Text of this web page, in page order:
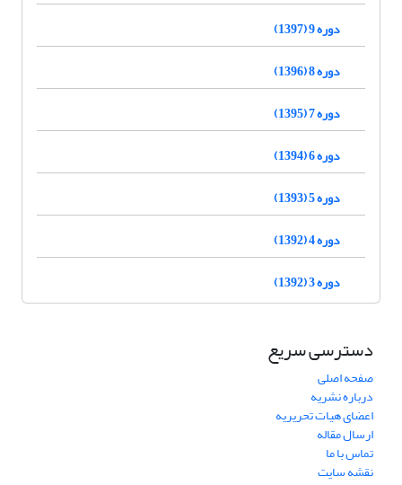
دوره 9 (1397)
دوره 8 (1396)
دوره 7 (1395)
دوره 6 (1394)
دوره 5 (1393)
دوره 4 (1392)
دوره 3 (1392)
دسترسی سریع
صفحه اصلی
درباره نشریه
اعضای هیات تحریریه
ارسال مقاله
تماس با ما
نقشه سایت